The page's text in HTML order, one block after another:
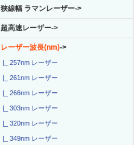
狭線幅 ラマンレーザー->
超高速レーザー->
レーザー波長(nm)->
|_ 257nm レーザー
|_ 261nm レーザー
|_ 266nm レーザー
|_ 303nm レーザー
|_ 320nm レーザー
|_ 349nm レーザー